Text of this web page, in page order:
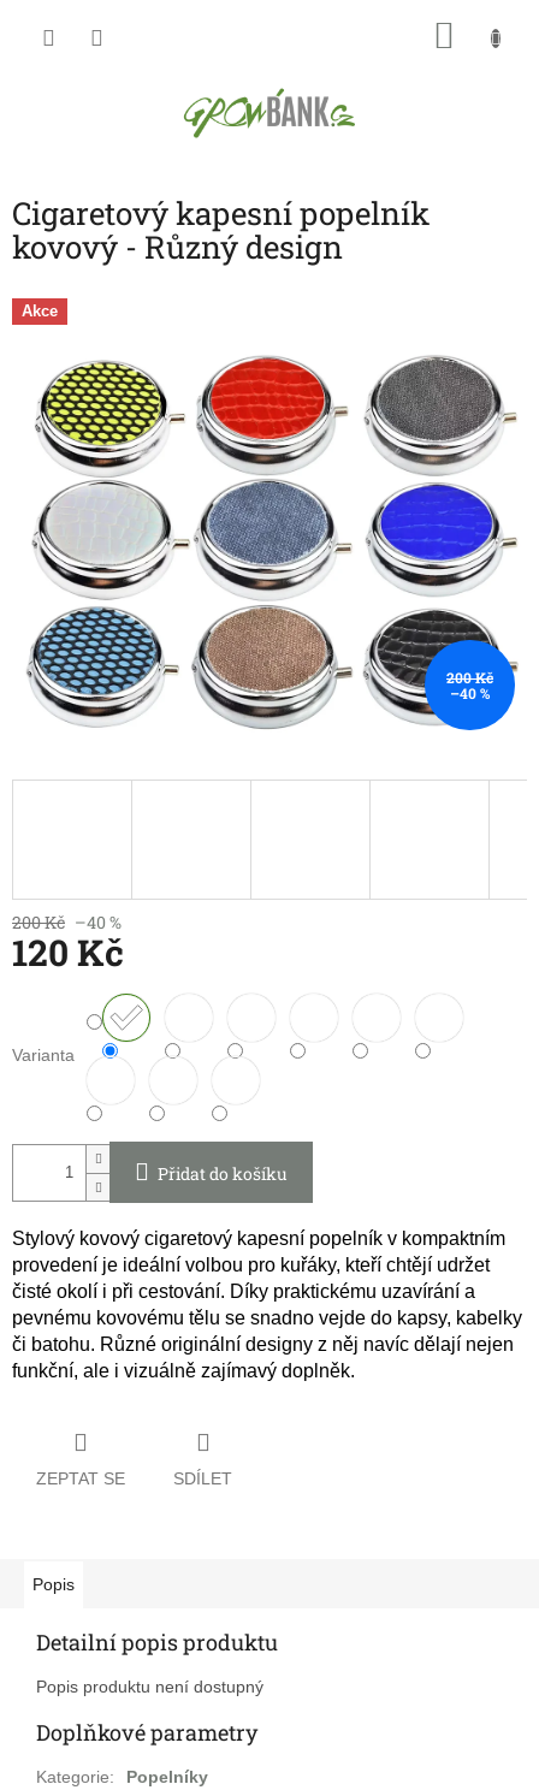
Cigaretový kapesní popelník
kovový - Různý design
Akce
200 Kč
–40 %
200 Kč –40 %
120 Kč
Varianta
Přidat do košíku
Stylový kovový cigaretový kapesní popelník v kompaktním
provedení je ideální volbou pro kuřáky, kteří chtějí udržet
čisté okolí i při cestování. Díky praktickému uzavírání a
pevnému kovovému tělu se snadno vejde do kapsy, kabelky
či batohu. Různé originální designy z něj navíc dělají nejen
funkční, ale i vizuálně zajímavý doplněk.
ZEPTAT SE SDÍLET
Popis
Detailní popis produktu
Popis produktu není dostupný
Doplňkové parametry
Kategorie:
Popelníky